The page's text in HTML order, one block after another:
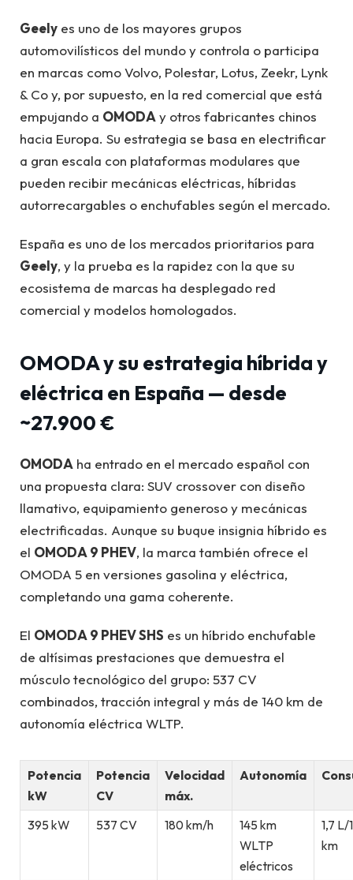
Geely es uno de los mayores grupos
automovilísticos del mundo y controla o participa
en marcas como Volvo, Polestar, Lotus, Zeekr, Lynk
& Co y, por supuesto, en la red comercial que está
empujando a OMODAy otros fabricantes chinos
hacia Europa. Su estrategia se basa en electrificar
a gran escala con plataformas modulares que
pueden recibir mecánicas eléctricas, híbridas
autorrecargables o enchufables según el mercado.
España es uno de los mercados prioritarios para
Geely, y la prueba es la rapidez con la que su
ecosistema de marcas ha desplegado red
comercial y modelos homologados.
OMODA y su estrategia híbrida y
eléctrica en España — desde
~27.900 €
OMODA ha entrado en el mercado español con
una propuesta clara: SUV crossover con diseño
llamativo, equipamiento generoso y mecánicas
electrificadas. Aunque su buque insignia híbrido es
el OMODA 9 PHEV, la marca también ofrece el
OMODA 5 en versiones gasolina y eléctrica,
completando una gama coherente.
El OMODA 9 PHEV SHS es un híbrido enchufable
de altísimas prestaciones que demuestra el
músculo tecnológico del grupo: 537 CV
combinados, tracción integral y más de 140 km de
autonomía eléctrica WLTP.
Potencia
kW
Potencia
CV
Velocidad
máx.
Autonomía
395 kW 537 CV 180 km/h
145 km
WLTP
eléctricos
1,7 L/
km